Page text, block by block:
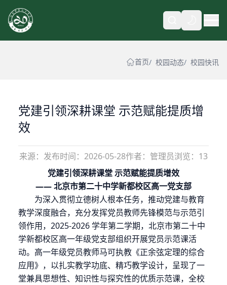
自动
首页 校园动态 校园快讯
党建引领深耕课堂 示范赋能提质增
效
来源： 发布时间： 2026-05-28作者：管理员浏览：13
党建引领深耕课堂示范赋能提质增效
—— 北京市第二十中学新都校区高一党支部
为深入贯彻立德树人根本任务，推动党建与教育
教学深度融合，充分发挥党员教师先锋模范与示范引
领作用，2025-2026 学年第二学期，北京市第二十中
学新都校区高一年级党支部组织开展党员示范课活
动。高一年级党员教师马可执教《正余弦定理的综合
应用》，以扎实教学功底、精巧教学设计，呈现了一
堂兼具思想性、知识性与探究性的优质示范课，全校